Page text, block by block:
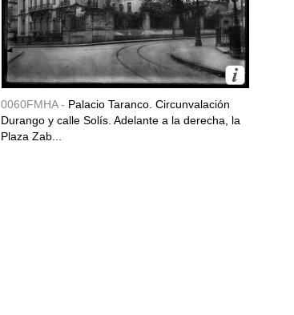
0060FMHA - Palacio Taranco. Circunvalación
Durango y calle Solís. Adelante a la derecha, la
Plaza Zab...